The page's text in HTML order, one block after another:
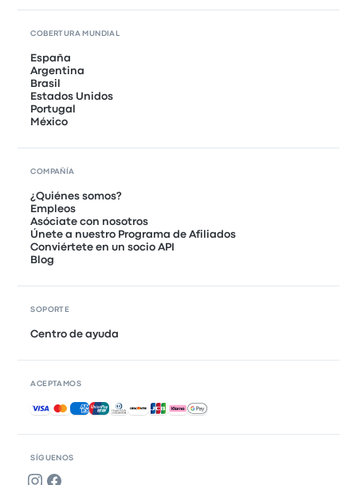
SÍGUENOS
COBERTURA MUNDIAL
España
Argentina
Brasil
Estados Unidos
Portugal
México
COMPAÑÍA
¿Quiénes somos?
Empleos
Asóciate con nosotros
Únete a nuestro Programa de Afiliados
Conviértete en un socio API
Blog
SOPORTE
Centro de ayuda
ACEPTAMOS
Pagos aceptados